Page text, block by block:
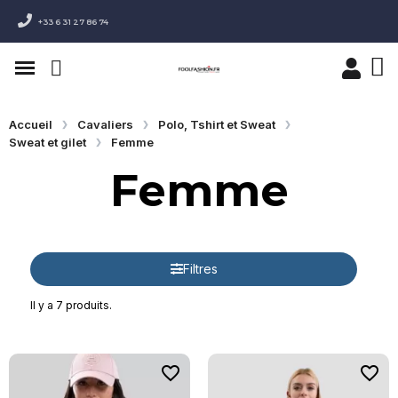
+33 6 31 27 86 74
Accueil Cavaliers
Polo, Tshirt et Sweat
Sweat et gilet
Femme
Femme
Il y a 7 produits.
Filtres
favorite_border favorite_border